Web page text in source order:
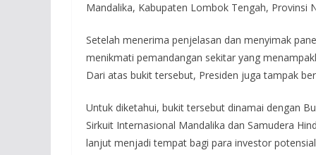
Mandalika, Kabupaten Lombok Tengah, Provinsi
Setelah menerima penjelasan dan menyimak
menikmati pemandangan sekitar yang
Dari atas bukit tersebut, Presiden juga tampak
Untuk diketahui, bukit tersebut dinamai dengan
Sirkuit Internasional Mandalika dan Samudera
lanjut menjadi tempat bagi para investor